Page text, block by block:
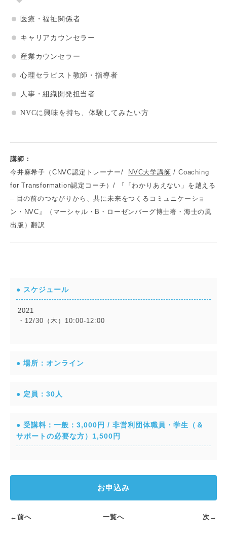
医療・福祉関係者
キャリアカウンセラー
産業カウンセラー
心理セラピスト教師・指導者
人事・組織開発担当者
NVCに興味を持ち、体験してみたい方
講師：
今井麻希子（CNVC認定トレーナー/
NVC大学講師 / Coaching
for Transformation認定コーチ）/ 『「わかりあえない」を越える
– 目の前のつながりから、共に未来をつくるコミュニケーショ
ン・NVC』（マーシャル・B・ローゼンバーグ博士著・海士の風
出版）翻訳
● スケジュール
2021
・12/30（木）10:00-12:00
● 場所：オンライン
● 定員：30人
● 受講料：一般：3,000円 / 非営利団体職員・学生（＆
サポートの必要な方）1,500円
お申込み
←前へ 一覧へ 次→